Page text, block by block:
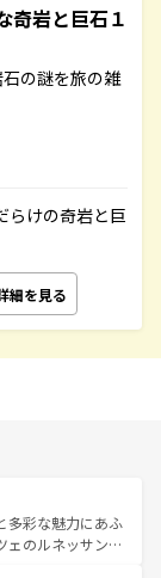
岩と巨石１
の謎を旅の雑
らけの奇岩と巨
細を見る
多彩な魅力にあふ
ェのルネッサンス